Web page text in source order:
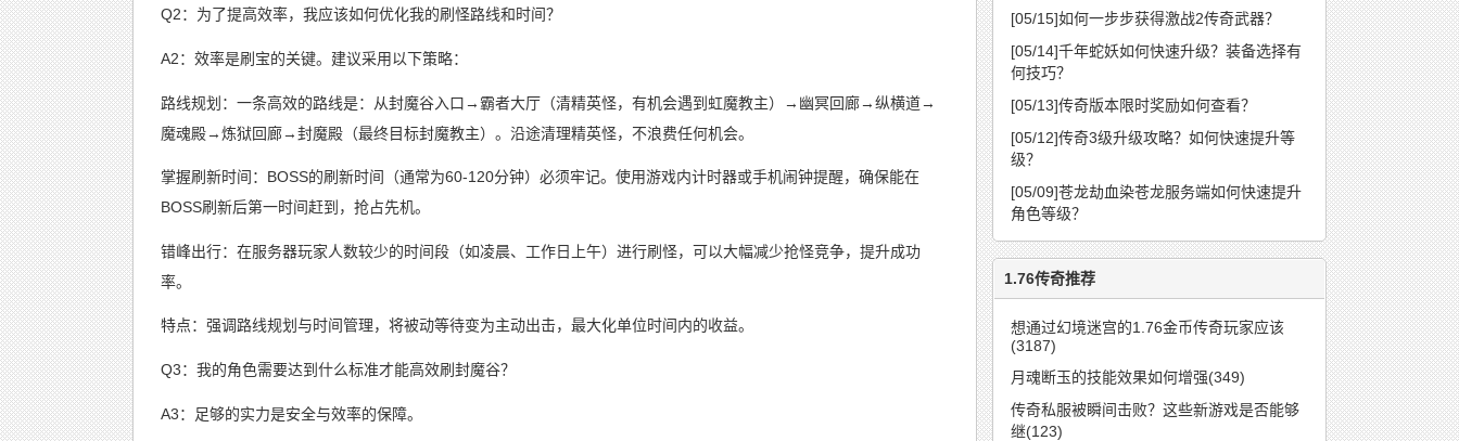
Q2：为了提高效率，我应该如何优化我的刷怪路线和时间？
A2：效率是刷宝的关键。建议采用以下策略：
路线规划：一条高效的路线是：从封魔谷入口→霸者大厅（清精英怪，有机会遇到虹魔教主）→幽冥回廊→纵横道→
魔魂殿→炼狱回廊→封魔殿（最终目标封魔教主）。沿途清理精英怪，不浪费任何机会。
掌握刷新时间：BOSS的刷新时间（通常为60-120分钟）必须牢记。使用游戏内计时器或手机闹钟提醒，确保能在
BOSS刷新后第一时间赶到，抢占先机。
错峰出行：在服务器玩家人数较少的时间段（如凌晨、工作日上午）进行刷怪，可以大幅减少抢怪竞争，提升成功
率。
特点：强调路线规划与时间管理，将被动等待变为主动出击，最大化单位时间内的收益。
Q3：我的角色需要达到什么标准才能高效刷封魔谷？
A3：足够的实力是安全与效率的保障。
[05/15]如何一步步获得激战2传奇武器？
[05/14]千年蛇妖如何快速升级？装备选择有
何技巧？
[05/13]传奇版本限时奖励如何查看？
[05/12]传奇3级升级攻略？如何快速提升等
级？
[05/09]苍龙劫血染苍龙服务端如何快速提升
角色等级？
1.76传奇推荐
想通过幻境迷宫的1.76金币传奇玩家应该
(3187)
月魂断玉的技能效果如何增强(349)
传奇私服被瞬间击败？这些新游戏是否能够
继(123)